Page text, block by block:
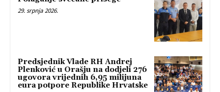
29. srpnja 2026.
Predsjednik Vlade RH Andrej
Plenković u Orašju na dodjeli 276
ugovora vrijednih 6,95 milijuna
eura potpore Republike Hrvatske